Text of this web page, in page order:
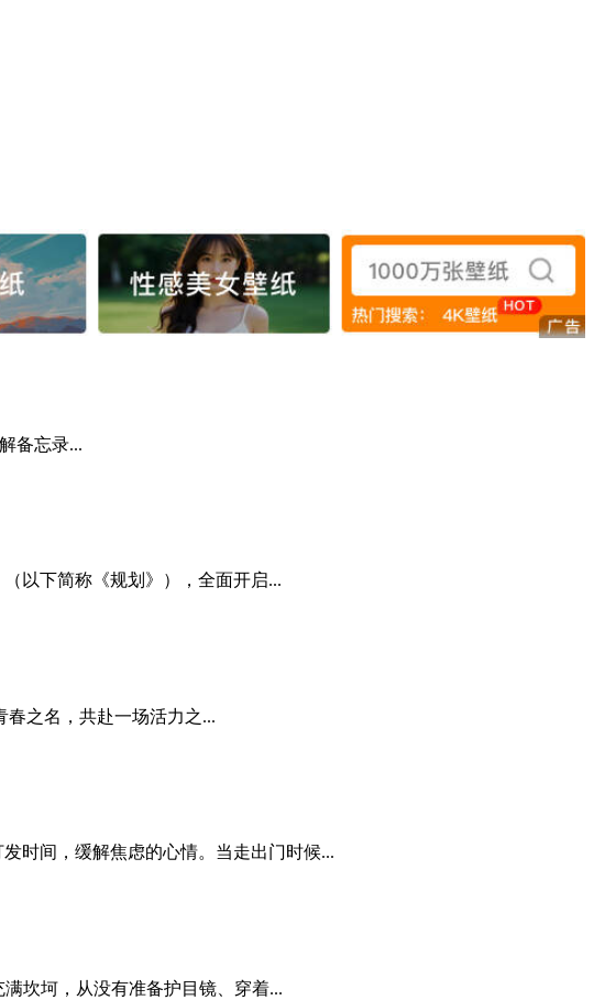
备忘录...
以下简称《规划》），全面开启...
之名，共赴一场活力之...
时间，缓解焦虑的心情。当走出门时候...
坎坷，从没有准备护目镜、穿着...